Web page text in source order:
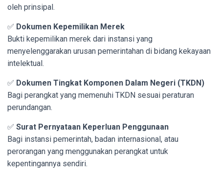
oleh prinsipal.
✅ Dokumen Kepemilikan Merek
Bukti kepemilikan merek dari instansi yang
menyelenggarakan urusan pemerintahan di bidang kekayaan
intelektual.
✅ Dokumen Tingkat Komponen Dalam Negeri (TKDN)
Bagi perangkat yang memenuhi TKDN sesuai peraturan
perundangan.
✅ Surat Pernyataan Keperluan Penggunaan
Bagi instansi pemerintah, badan internasional, atau
perorangan yang menggunakan perangkat untuk
kepentingannya sendiri.